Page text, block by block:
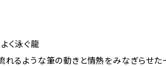
く泳ぐ龍
れるような筆の動きと情熱をみなぎらせた